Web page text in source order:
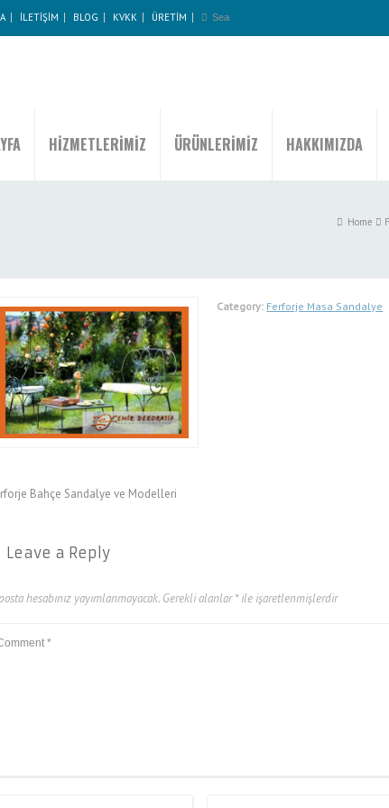
İLETİŞİM BLOG KVKK ÜRETİM
HİZMETLERİMİZ ÜRÜNLERİMİZ HAKKIMIZDA
Home
Category: Ferforje Masa Sandalye
Bahçe Sandalye ve Modelleri
Leave a Reply
hesabınız yayımlanmayacak. Gerekli alanlar*ile işaretlenmişlerdir